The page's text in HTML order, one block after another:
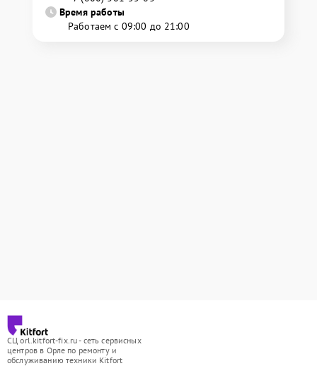
Время работы
Работаем с 09:00 до 21:00
СЦ orl.kitfort-fix.ru - сеть сервисных
центров в Орле по ремонту и
обслуживанию техники Kitfort